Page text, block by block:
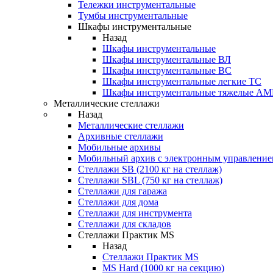
Тележки инструментальные
Тумбы инструментальные
Шкафы инструментальные
Назад
Шкафы инструментальные
Шкафы инструментальные ВЛ
Шкафы инструментальные ВС
Шкафы инструментальные легкие ТС
Шкафы инструментальные тяжелые
Металлические стеллажи
Назад
Металлические стеллажи
Архивные стеллажи
Мобильные архивы
Мобильный архив с электронным
Стеллажи SB (2100 кг на стеллаж)
Стеллажи SBL (750 кг на стеллаж)
Стеллажи для гаража
Стеллажи для дома
Стеллажи для инструмента
Стеллажи для складов
Стеллажи Практик MS
Назад
Стеллажи Практик MS
MS Hard (1000 кг на секцию)